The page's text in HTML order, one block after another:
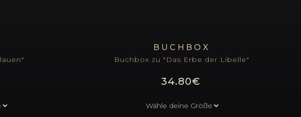
BUCHBOX
Buchbox zu "Das Erbe der Libelle"
34.80€